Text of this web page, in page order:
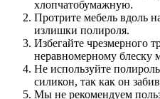
хлопчатобумажную.
Протрите мебель вдоль
излишки полироля.
Избегайте чрезмерного
неравномерному блеску
Не используйте
силикон, так как он
Мы не рекомендуем